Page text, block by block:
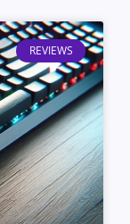
REVIEWS